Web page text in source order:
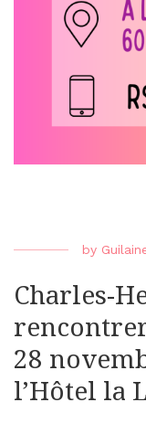
by
Charles-
28
l’Hôtel la